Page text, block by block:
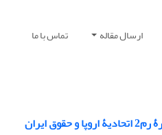
ارسال مقاله تماس با ما
ایران